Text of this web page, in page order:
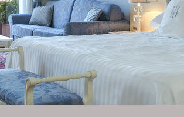
Buchungen stornieren
RESERVIERUNGSGARANTIE